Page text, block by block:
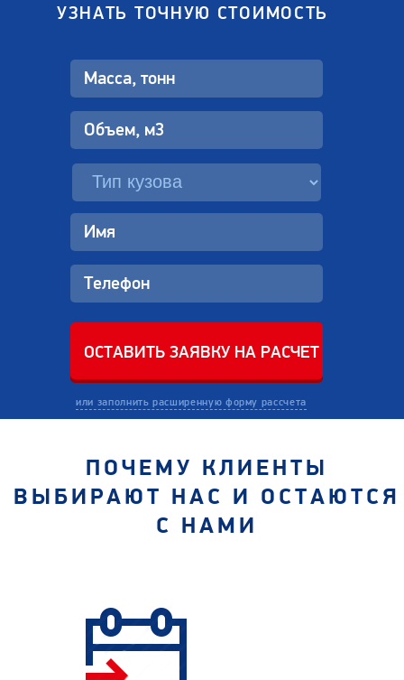
УЗНАТЬ ТОЧНУЮ СТОИМОСТЬ
или заполнить расширенную форму рассчета
ПОЧЕМУ КЛИЕНТЫ
ВЫБИРАЮТ НАС И ОСТАЮТСЯ
С НАМИ